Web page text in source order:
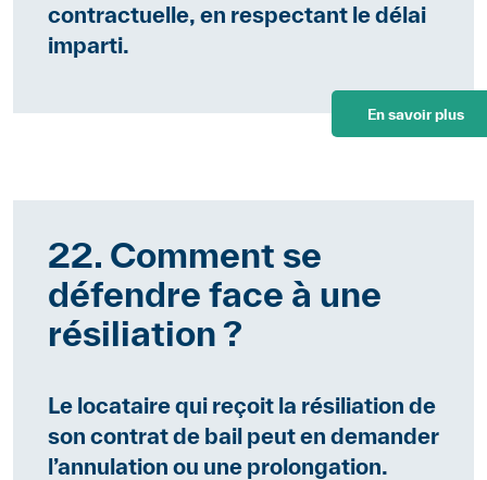
contractuelle, en respectant le délai
imparti.
En savoir plus
22. Comment se
défendre face à une
résiliation ?
Le locataire qui reçoit la résiliation de
son contrat de bail peut en demander
l’annulation ou une prolongation.